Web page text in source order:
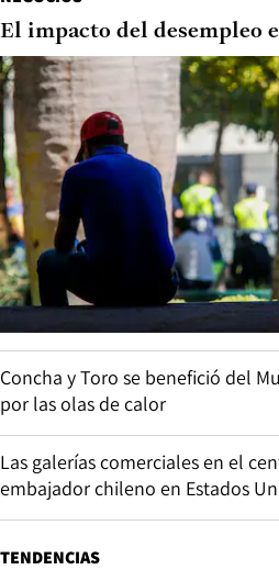
El impacto del desempleo
Concha y Toro se benefició del
por las olas de calor
Las galerías comerciales en el
embajador chileno en Estados
TENDENCIAS